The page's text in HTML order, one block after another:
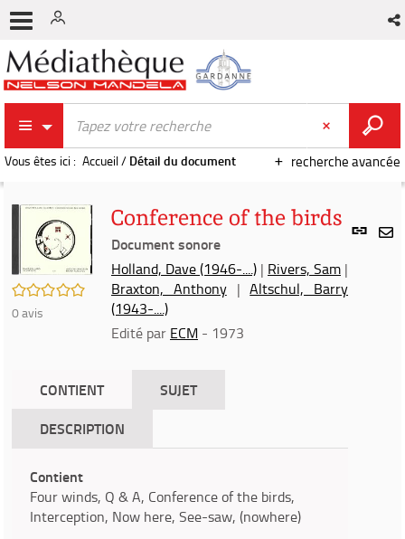
recherche avancée
Vous êtes ici : Accueil/ Détail du document
Lien
/5
0avis
Conference of the birds
Document sonore
Holland, Dave (1946-....) | Rivers, Sam |
Braxton, Anthony|Altschul, Barry
(1943-....)
Edité par ECM - 1973
CONTIENT
SUJET
DESCRIPTION
Contient
Four winds, Q & A, Conference of the birds,
Interception, Now here, See-saw, (nowhere)